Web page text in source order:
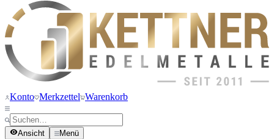
Konto Merkzettel Warenkorb
Ansicht Menü